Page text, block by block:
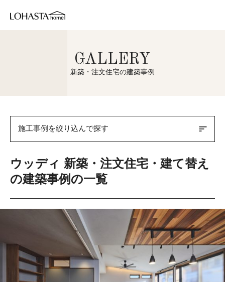
GALLERY
新築・注文住宅の建築事例
sort
施工事例を絞り込んで探す
ウッディ 新築・注文住宅・建て替え
の建築事例の一覧